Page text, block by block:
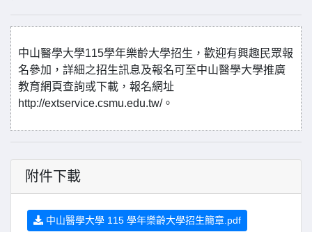
中山醫學大學115學年樂齡大學招生，歡迎有興趣民眾報
名參加，詳細之招生訊息及報名可至中山醫學大學推廣
教育網頁查詢或下載，報名網址
http://extservice.csmu.edu.tw/。
附件下載
中山醫學大學 115 學年樂齡大學招生簡章.pdf